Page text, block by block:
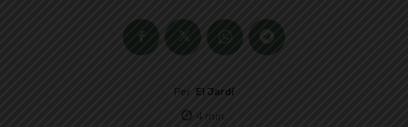
Per El Jardí
4min.